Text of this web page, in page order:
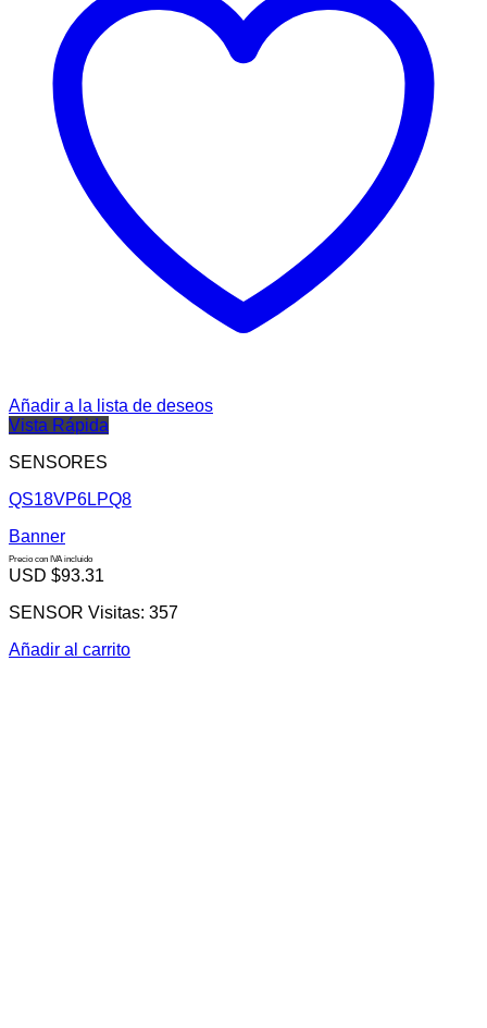
Añadir a la lista de deseos
Vista Rápida
SENSORES
QS18VP6LPQ8
Banner
Precio con IVA incluido
USD $93.31
SENSOR Visitas: 357
Añadir al carrito